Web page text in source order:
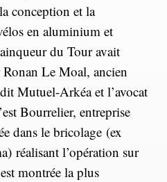
conception et la
en aluminium et
du Tour avait
Le Moal, ancien
Mutuel-Arkéa et l’avocat
Bourrelier, entreprise
dans le bricolage (ex
réalisant l’opération sur
montrée la plus